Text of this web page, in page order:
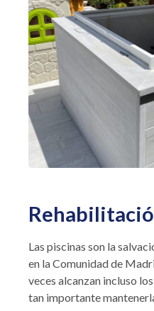
Las piscinas son la
en la Comunidad de
veces alcanzan incluso
tan importante